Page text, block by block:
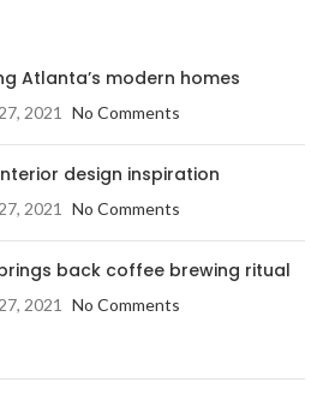
Atlanta’s modern homes
2021 No Comments
design inspiration
2021 No Comments
back coffee brewing ritual
2021 No Comments